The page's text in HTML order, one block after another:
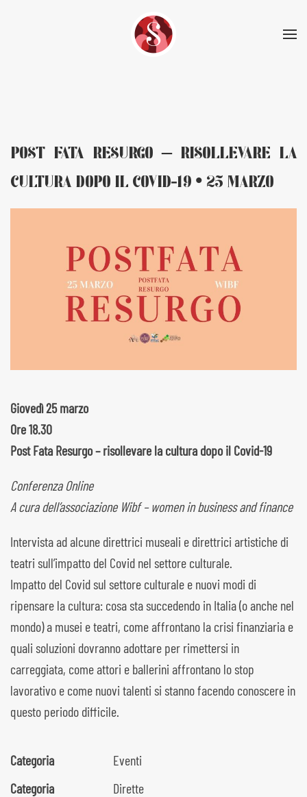
Skip to main content
POST FATA RESURGO – RISOLLEVARE LA
CULTURA DOPO IL COVID-19 • 25 MARZO
Giovedì 25 marzo
Ore 18.30
Post Fata Resurgo – risollevare la cultura dopo il Covid-19
Conferenza Online
A cura dell’associazione Wibf – women in business and finance
Intervista ad alcune direttrici museali e direttrici artistiche di
teatri sull’impatto del Covid nel settore culturale.
Impatto del Covid sul settore culturale e nuovi modi di
ripensare la cultura: cosa sta succedendo in Italia (o anche nel
mondo) a musei e teatri, come affrontano la crisi finanziaria e
quali soluzioni dovranno adottare per rimettersi in
carreggiata, come attori e ballerini affrontano lo stop
lavorativo e come nuovi talenti si stanno facendo conoscere in
questo periodo difficile.
Categoria
Eventi
Categoria
Dirette